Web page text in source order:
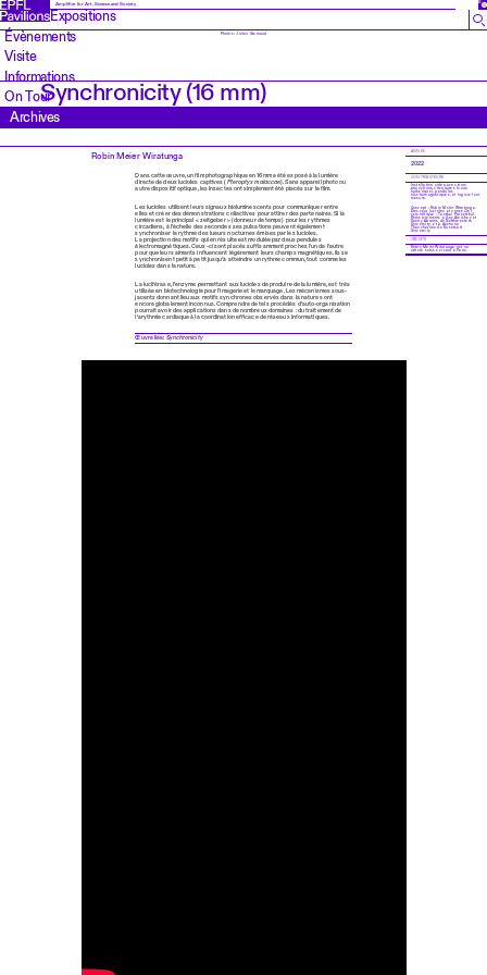
Amplifier for Art, Science and Society EN
Expositions
Évènements
Visite
Informations
On Tour
Archives
Photos: Julien Gremaud
Synchronicity (16 mm)
Robin Meier Wiratunga
Dans cette œuvre, un film photographique en 16mm a été exposé à la lumière
directe de deux lucioles captives (Pteroptyx malaccae). Sans appareil photo ou
autre dispositif optique, les insectes ont simplement été placés sur le film.
Les lucioles utilisent leurs signaux bioluminescents pour communiquer entre
elles et créer des démonstrations collectives pour attirer des partenaires. Si la
lumière est le principal « zeitgeber » (donneur de temps) pour les rythmes
circadiens, à l’échelle des secondes ses pulsations peuvent également
synchroniser le rythme des lueurs nocturnes émises par les lucioles.
La projection des motifs qui en résulte est modulée par deux pendules
électromagnétiques. Ceux-ci sont placés suffisamment proches l’un de l’autre
pour que leurs aimants influencent légèrement leurs champs magnétiques. Ils se
synchronisent petit à petit jusqu’à atteindre un rythme commun, tout comme les
lucioles dans la nature.
La luciférase, l’enzyme permettant aux lucioles de produire de la lumière, est très
utilisée en biotechnologie pour l’imagerie et le marquage. Les mécanismes sous-
jacents donnant lieu aux motifs synchrones observés dans la nature sont
encore globalement inconnus. Comprendre de tels procédés d’auto-organisation
pourrait avoir des applications dans de nombreux domaines : du traitement de
l’arythmie cardiaque à la coordination efficace de réseaux informatiques.
Œuvre liée: Synchronicity
ANNÉE
2022
CONTRIBUTEURS
Installation vidéo avec trois
projections circulaires (scan
numérique), pendules
électromagnétiques, et logiciel sur
mesure.
Concept : Robin Meier Wiratunga.
Dresseur lucioles et conseiller
scientifique : Tanthai Prasertkul.
Remerciements à Guy Amichay et
Danny Abrams de Northwestern
University, et à Anchana
Thancharoen de Kasetsart
University
CREDITS
Robin Meier Wiratunga est un
artiste suisse vivant à Paris.